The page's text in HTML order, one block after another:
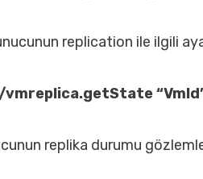
replication ile ilgili
replika durumu